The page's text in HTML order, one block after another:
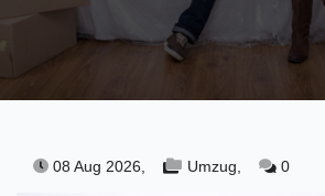
08 Aug 2026, Umzug, 0